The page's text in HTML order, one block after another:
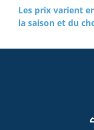
Les prix varient
la saison et du